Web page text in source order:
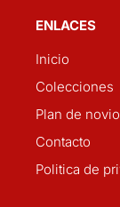
ENLACES
Inicio
Colecciones
Plan de
Contacto
Politica de